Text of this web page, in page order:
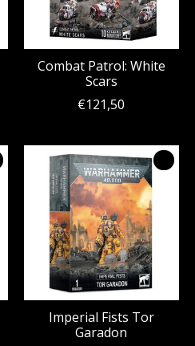
Combat Patrol: White
Scars
€121,50
Imperial Fists Tor
Garadon